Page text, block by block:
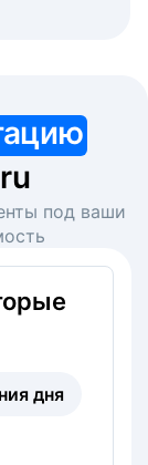
под ваши
дня